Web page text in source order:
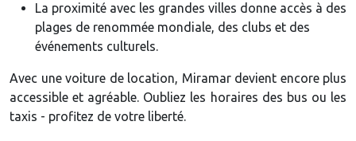
La proximité avec les grandes villes donne accès à des
plages de renommée mondiale, des clubs et des
événements culturels.
Avec une voiture de location, Miramar devient encore plus
accessible et agréable. Oubliez les horaires des bus ou les
taxis - profitez de votre liberté.